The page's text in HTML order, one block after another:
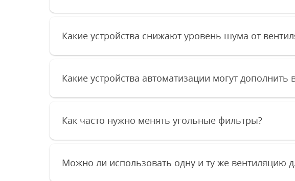
Какие устройства снижают уровень шума от
Какие устройства автоматизации могут дополнить
Как часто нужно менять угольные фильтры?
Можно ли использовать одну и ту же вентиляцию